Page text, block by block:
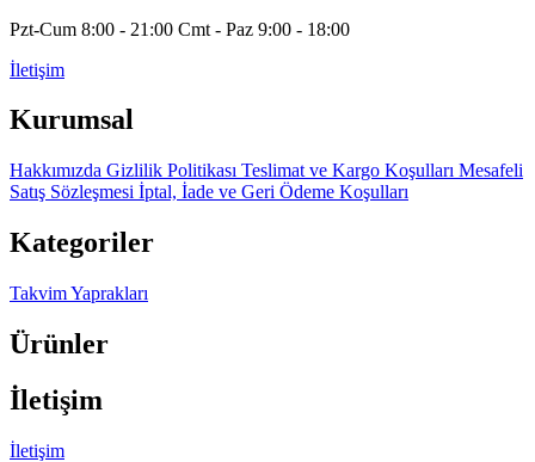
Pzt-Cum 8:00 - 21:00 Cmt - Paz 9:00 - 18:00
İletişim
Kurumsal
Hakkımızda Gizlilik Politikası Teslimat ve Kargo Koşulları Mesafeli
Satış Sözleşmesi İptal, İade ve Geri Ödeme Koşulları
Kategoriler
Takvim Yaprakları
Ürünler
İletişim
İletişim